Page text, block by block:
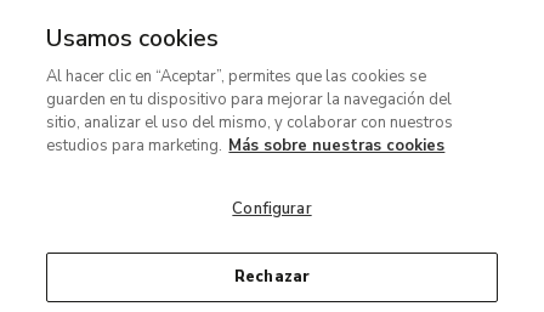
MENÚ
contenido
principal
Usamos cookies
Al hacer clic en “Aceptar”, permites que las cookies se
guarden en tu dispositivo para mejorar la navegación del
sitio, analizar el uso del mismo, y colaborar con nuestros
estudios para marketing. Más sobre nuestras cookies
Configurar
Rechazar